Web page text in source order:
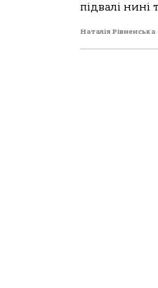
підвалі нині
Наталія Рівненська